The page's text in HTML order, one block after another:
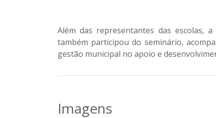
Além das representantes das escolas,
também participou do seminário,
gestão municipal no apoio e
Imagens